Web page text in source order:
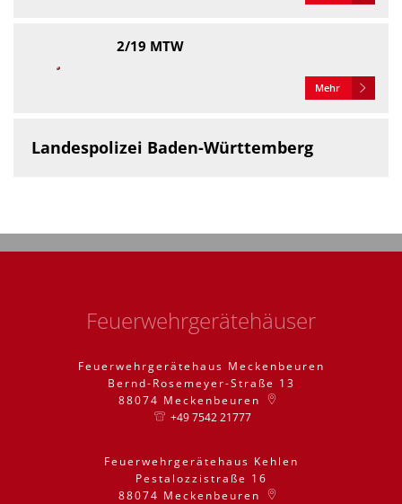
2/19 MTW
Mehr
Landespolizei Baden-Württemberg
Feuerwehrgerätehäuser
Feuerwehrgerätehaus Meckenbeuren
Bernd-Rosemeyer-Straße 13
88074 Meckenbeuren
+49 7542 21777
Feuerwehrgerätehaus Kehlen
Pestalozzistraße 16
88074 Meckenbeuren